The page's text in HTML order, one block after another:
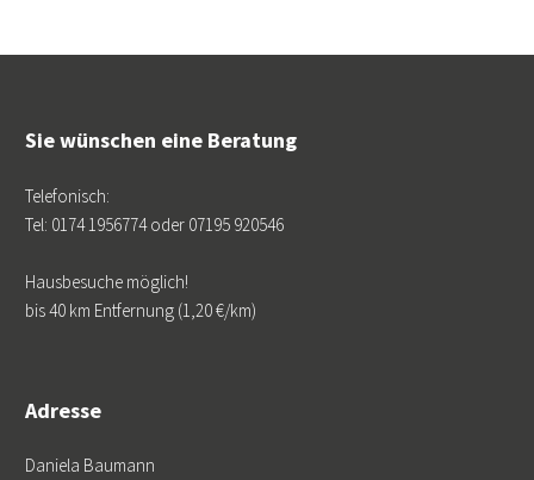
Sie wünschen eine Beratung
Telefonisch:
Tel: 0174 1956774 oder 07195 920546
Hausbesuche möglich!
bis 40 km Entfernung (1,20 €/km)
Adresse
Daniela Baumann